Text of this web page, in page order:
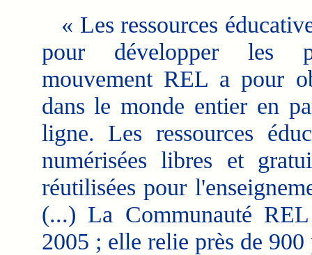
« Les ressources
pour développer les
mouvement REL a pour
dans le monde entier en
ligne. Les ressources
numérisées libres et
réutilisées pour
(...) La Communauté
2005 ; elle relie près de 900